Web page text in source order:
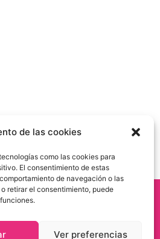
de las cookies
como las cookies para
El consentimiento de estas
de navegación o las
retirar el consentimiento, puede
Ver preferencias
enviar un
Instagram